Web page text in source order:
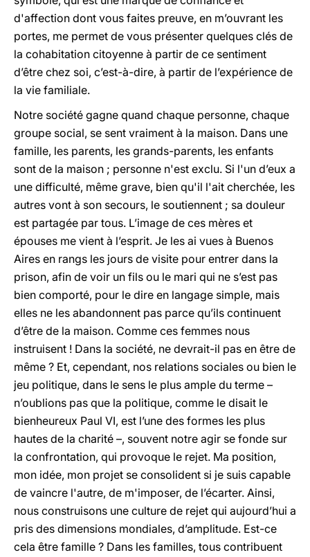
d'affection dont vous faites preuve, en m’ouvrant les
portes, me permet de vous présenter quelques clés de
la cohabitation citoyenne à partir de ce sentiment
d’être chez soi, c’est-à-dire, à partir de l’expérience de
la vie familiale.
Notre société gagne quand chaque personne, chaque
groupe social, se sent vraiment à la maison. Dans une
famille, les parents, les grands-parents, les enfants
sont de la maison ; personne n'est exclu. Si l'un d’eux a
une difficulté, même grave, bien qu'il l'ait cherchée, les
autres vont à son secours, le soutiennent ; sa douleur
est partagée par tous. L’image de ces mères et
épouses me vient à l’esprit. Je les ai vues à Buenos
Aires en rangs les jours de visite pour entrer dans la
prison, afin de voir un fils ou le mari qui ne s’est pas
bien comporté, pour le dire en langage simple, mais
elles ne les abandonnent pas parce qu’ils continuent
d’être de la maison. Comme ces femmes nous
instruisent ! Dans la société, ne devrait-il pas en être de
même ? Et, cependant, nos relations sociales ou bien le
jeu politique, dans le sens le plus ample du terme –
n’oublions pas que la politique, comme le disait le
bienheureux Paul VI, est l’une des formes les plus
hautes de la charité –, souvent notre agir se fonde sur
la confrontation, qui provoque le rejet. Ma position,
mon idée, mon projet se consolident si je suis capable
de vaincre l'autre, de m'imposer, de l’écarter. Ainsi,
nous construisons une culture de rejet qui aujourd’hui a
pris des dimensions mondiales, d’amplitude. Est-ce
cela être famille ? Dans les familles, tous contribuent